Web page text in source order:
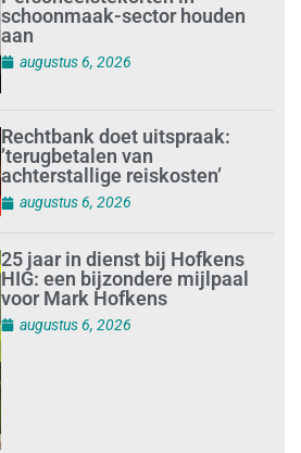
schoonmaak-sector houden
aan
augustus 6, 2026
Rechtbank doet uitspraak:
’terugbetalen van
achterstallige reiskosten’
augustus 6, 2026
25 jaar in dienst bij Hofkens
HIG: een bijzondere mijlpaal
voor Mark Hofkens
augustus 6, 2026